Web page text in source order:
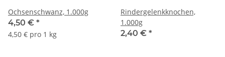
Ochsenschwanz, 1.000g
4,50 € *
4,50 € pro 1 kg
Rindergelenkknochen,
1.000g
2,40 € *